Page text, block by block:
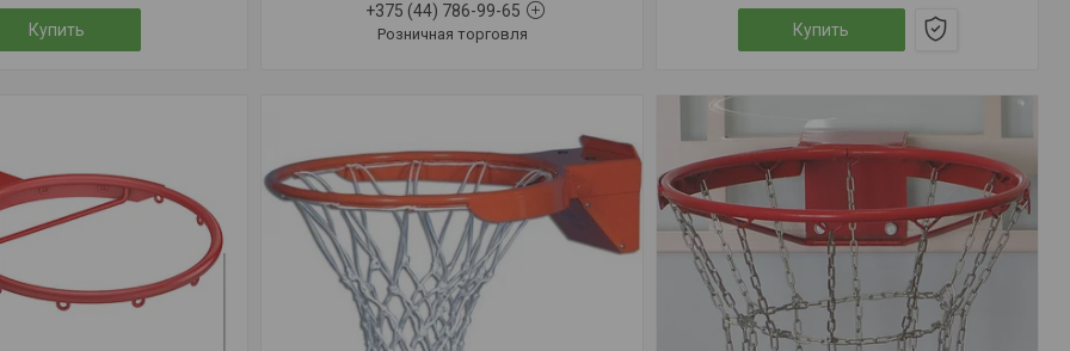
Купить
+375 (44) 786-99-65
Розничная торговля Купить